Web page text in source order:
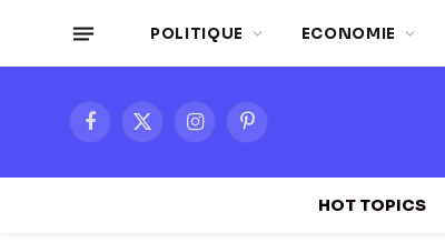
POLITIQUE ECONOMIE
Facebook
X
InstagramPinterest
HOT TOPICS